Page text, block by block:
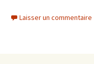
Laisser un commentaire